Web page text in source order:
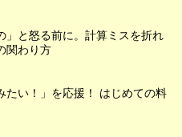
」と怒る前に。計算ミスを折れ
関わり方
たい！」を応援！ はじめての料